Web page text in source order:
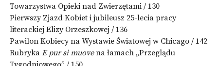
Towarzystwa Opieki nad Zwierzętami / 130
Pierwszy Zjazd Kobiet i jubileusz 25-lecia pracy
literackiej Elizy Orzeszkowej / 136
Pawilon Kobiecy na Wystawie Światowej w Chicago / 142
Rubryka E pur si muovena łamach „Przeglądu